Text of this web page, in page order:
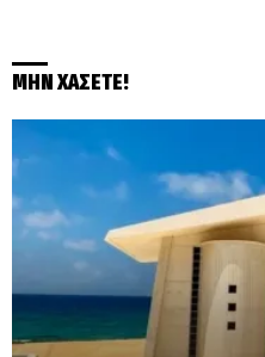
ΜΗΝ ΧΑΣΕΤΕ!